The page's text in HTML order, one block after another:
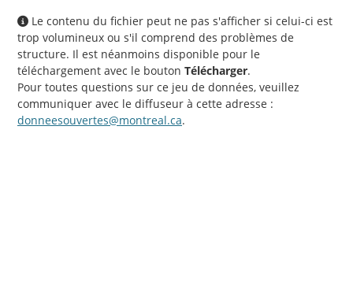
Le contenu du fichier peut ne pas s'afficher si celui-ci est
trop volumineux ou s'il comprend des problèmes de
structure. Il est néanmoins disponible pour le
téléchargement avec le bouton Télécharger.
Pour toutes questions sur ce jeu de données, veuillez
communiquer avec le diffuseur à cette adresse :
donneesouvertes@montreal.ca.